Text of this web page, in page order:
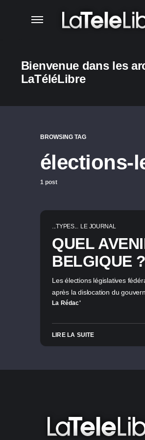
Bienvenue dans les
LaTéléLibre
BROWSING TAG
élections-
1 post
...TYPES... LE JOURNAL
QUEL
BELGIQUE ?
Les élections législatives
après la dislocation du
La Rédac'
LIRE LA SUITE